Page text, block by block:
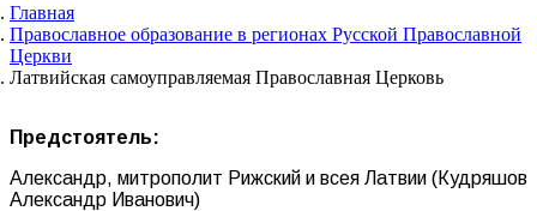
Главная
Православное образование в регионах Русской Православной
Церкви
Латвийская самоуправляемая Православная Церковь
Предстоятель:
Александр, митрополит Рижский и всея Латвии (Кудряшов
Александр Иванович)